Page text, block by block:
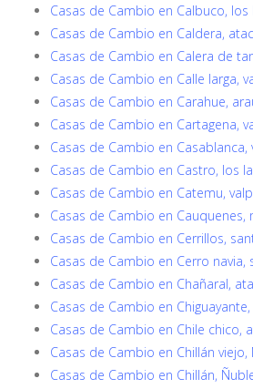
Casas de Cambio en Calbuco, los
Casas de Cambio en Caldera,
Casas de Cambio en Calera de
Casas de Cambio en Calle larga,
Casas de Cambio en Carahue,
Casas de Cambio en Cartagena,
Casas de Cambio en Casablanca,
Casas de Cambio en Castro, los
Casas de Cambio en Catemu,
Casas de Cambio en Cauquenes,
Casas de Cambio en Cerrillos,
Casas de Cambio en Cerro navia,
Casas de Cambio en Chañaral,
Casas de Cambio en
Casas de Cambio en Chile chico,
Casas de Cambio en Chillán viejo,
Casas de Cambio en Chillán,